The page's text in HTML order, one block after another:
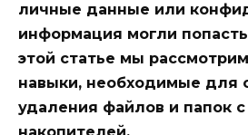
личные данные или
информация могли
этой статье мы
навыки, необходимые для
удаления файлов и папок